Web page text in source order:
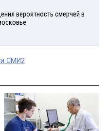
вероятность смерчей в
СМИ2